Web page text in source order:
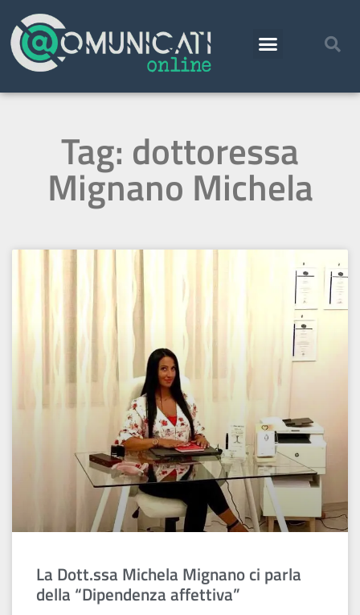
Tag: dottoressa
Mignano Michela
La Dott.ssa Michela Mignano ci parla
della “Dipendenza affettiva”